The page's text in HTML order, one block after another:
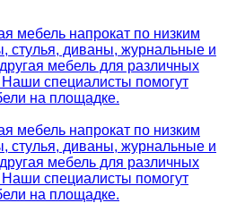
мебель напрокат по низким
стулья, диваны, журнальные и
мебель для различных
Наши специалисты помогут
на площадке.
мебель напрокат по низким
стулья, диваны, журнальные и
мебель для различных
Наши специалисты помогут
на площадке.